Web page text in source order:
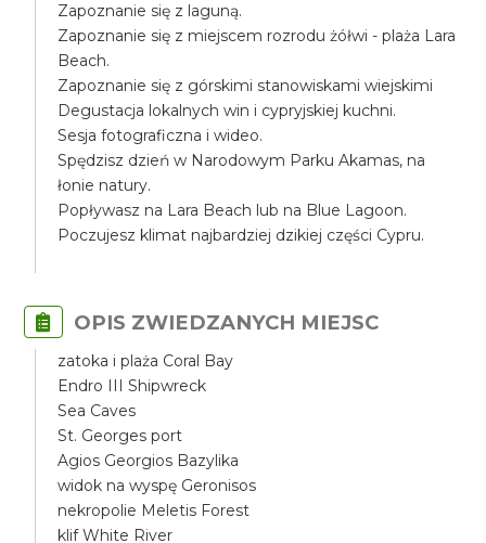
Zapoznanie się z laguną.
Zapoznanie się z miejscem rozrodu żółwi - plaża Lara
Beach.
Zapoznanie się z górskimi stanowiskami wiejskimi
Degustacja lokalnych win i cypryjskiej kuchni.
Sesja fotograficzna i wideo.
Spędzisz dzień w Narodowym Parku Akamas, na
łonie natury.
Popływasz na Lara Beach lub na Blue Lagoon.
Poczujesz klimat najbardziej dzikiej części Cypru.
OPIS ZWIEDZANYCH MIEJSC
zatoka i plaża Coral Bay
Endro III Shipwreck
Sea Caves
St. Georges port
Agios Georgios Bazylika
widok na wyspę Geronisos
nekropolie Meletis Forest
klif White River